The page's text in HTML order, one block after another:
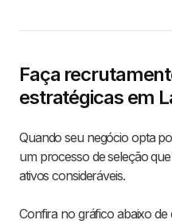
Faça
estratégicas em
Quando seu negócio opta
um processo de seleção
ativos consideráveis.
Confira no gráfico abaixo